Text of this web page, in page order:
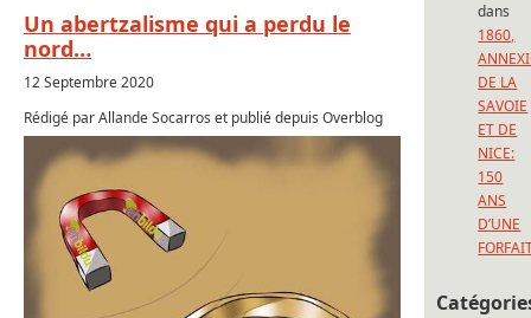
Un abertzalisme qui a perdu le
nord…
12 Septembre 2020
Rédigé par Allande Socarros et publié depuis Overblog
dans
1860,
DE LA
SAVOIE
ET DE
NICE:
150
ANS
D’UNE